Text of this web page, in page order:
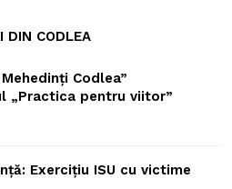
DIN CODLEA
Codlea”
„Practica pentru viitor”
Exercițiu ISU cu victime